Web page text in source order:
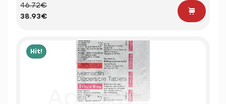
46.72€
38.93€
Hit!